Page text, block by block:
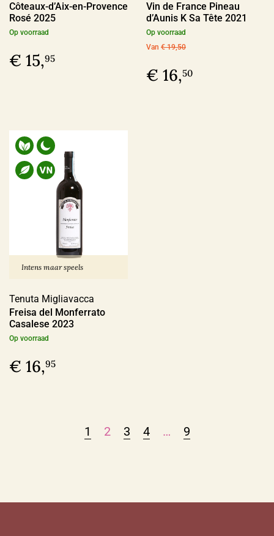
Côteaux-d’Aix-en-Provence
Rosé 2025
Op voorraad
€ 15,95
Vin de France Pineau
d’Aunis K Sa Tête 2021
Op voorraad
Van € 19,50
€ 16,50
Intens maar speels
Tenuta Migliavacca
Freisa del Monferrato
Casalese 2023
Op voorraad
€ 16,95
1 2 3 4 … 9